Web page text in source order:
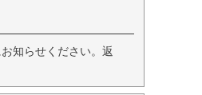
知らせください。返